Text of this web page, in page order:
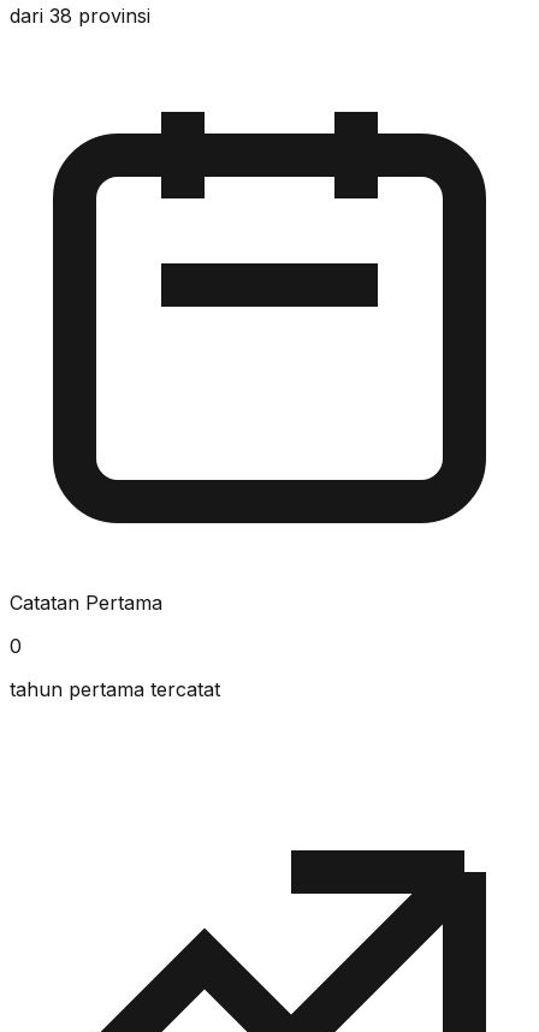
dari 38 provinsi
Catatan Pertama
0
tahun pertama tercatat